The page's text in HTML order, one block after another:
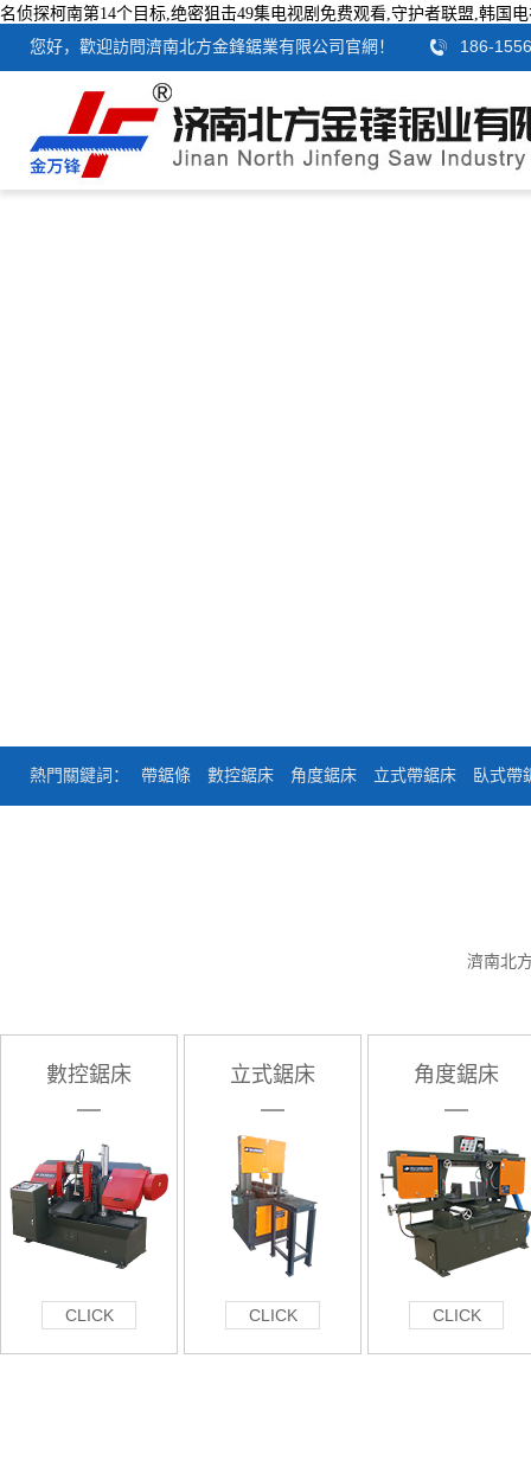
名侦探柯南第14个目标,绝密狙击49集电视剧免费观看,守护者联盟,韩国
您好，歡迎訪問濟南北方金鋒鋸業有限公司官網！
186-
熱門關鍵詞： 帶鋸條 數控鋸床 角度鋸床 立式帶鋸床 臥式帶
濟南北
數控鋸床
CLICK
立式鋸床
CLICK
角度鋸床
CLICK